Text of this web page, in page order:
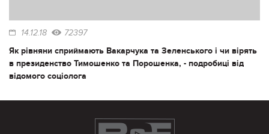
14.12.18 72397
Як рівняни сприймають Вакарчука та Зеленського і чи вірять
в президенство Тимошенко та Порошенка, - подробиці від
відомого соціолога